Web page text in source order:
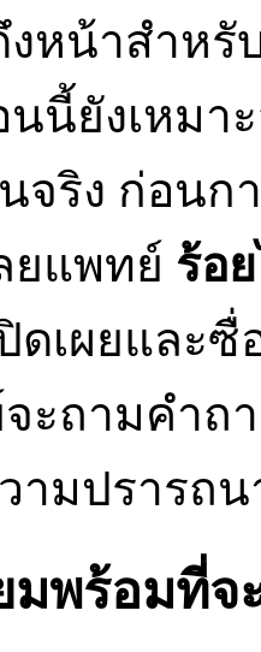
หน้าสำหรั
นี้ยังเหมา
จริง ก่อน
ยแพทย์ ร้อ
เผยและซื่
ะถามคำถ
ามปรารถ
พร้อมที่จ